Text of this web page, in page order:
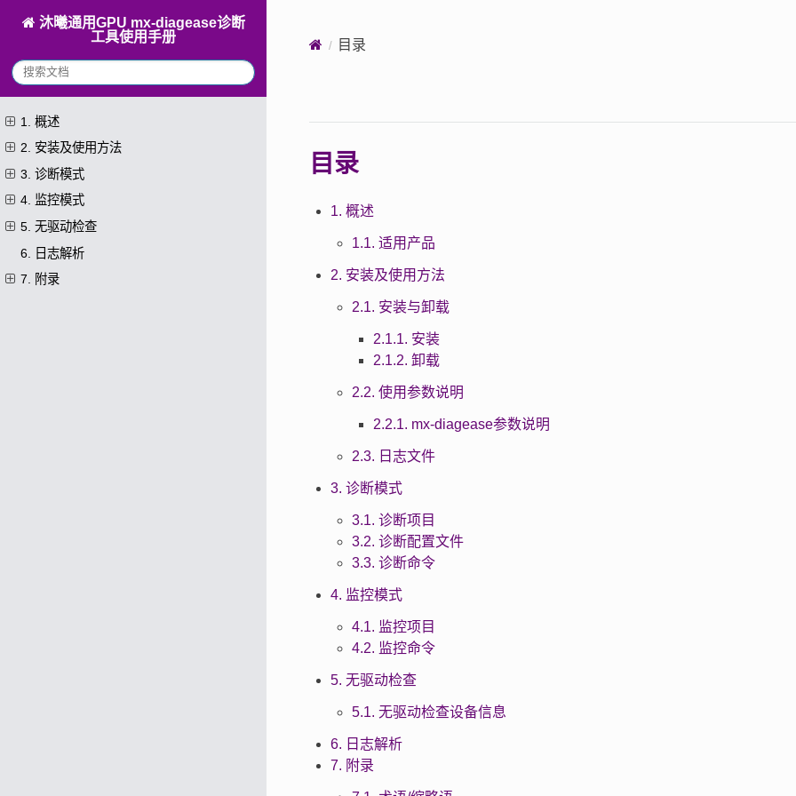
沐曦通用GPU mx-diagease诊断
工具使用手册
1. 概述
2. 安装及使用方法
3. 诊断模式
4. 监控模式
5. 无驱动检查
6. 日志解析
7. 附录
目录
目录
1. 概述
1.1. 适用产品
2. 安装及使用方法
2.1. 安装与卸载
2.1.1. 安装
2.1.2. 卸载
2.2. 使用参数说明
2.2.1. mx-diagease参数说明
2.3. 日志文件
3. 诊断模式
3.1. 诊断项目
3.2. 诊断配置文件
3.3. 诊断命令
4. 监控模式
4.1. 监控项目
4.2. 监控命令
5. 无驱动检查
5.1. 无驱动检查设备信息
6. 日志解析
7. 附录